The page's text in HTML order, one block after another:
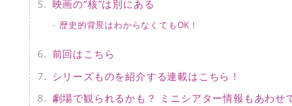
映画の“核”は別にある
歴史的背景はわからなくてもOK！
前回はこちら
シリーズものを紹介する連載はこちら！
劇場で観られるかも？ ミニシアター情報もあわせ